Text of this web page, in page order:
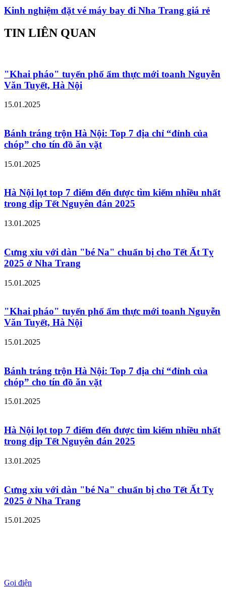
Kinh nghiệm đặt vé máy bay đi Nha Trang giá rẻ
TIN LIÊN QUAN
"Khai pháo" tuyến phố ẩm thực mới toanh Nguyễn
Văn Tuyết, Hà Nội
15.01.2025
Bánh tráng trộn Hà Nội: Top 7 địa chỉ “đỉnh của
chóp” cho tín đồ ăn vặt
Hà Nội lọt top 7 điểm đến được tìm kiếm nhiều nhất
trong dịp Tết Nguyên đán 2025
Cưng xỉu với dàn "bé Na" chuẩn bị cho Tết Ất Tỵ
2025 ở Nha Trang
"Khai pháo" tuyến phố ẩm thực mới toanh Nguyễn
Văn Tuyết, Hà Nội
Bánh tráng trộn Hà Nội: Top 7 địa chỉ “đỉnh của
chóp” cho tín đồ ăn vặt
Hà Nội lọt top 7 điểm đến được tìm kiếm nhiều nhất
trong dịp Tết Nguyên đán 2025
Cưng xỉu với dàn "bé Na" chuẩn bị cho Tết Ất Tỵ
2025 ở Nha Trang